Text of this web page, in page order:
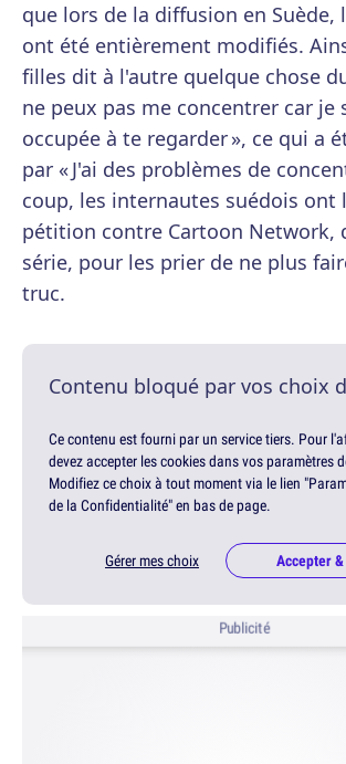
que lors de la diffusion en Suède,
ont été entièrement modifiés.
filles dit à l'autre quelque chose
ne peux pas me concentrer car je
occupée à te regarder », ce qui a
par « J'ai des problèmes de
coup, les internautes suédois ont
pétition contre Cartoon Network,
série, pour les prier de ne plus
truc.
Contenu bloqué par vos choix
Ce contenu est fourni par un service tiers. Pour
devez accepter les cookies dans vos paramètres
Modifiez ce choix à tout moment via le lien
de la Confidentialité" en bas de page.
Gérer mes choix Accepter
Publicité